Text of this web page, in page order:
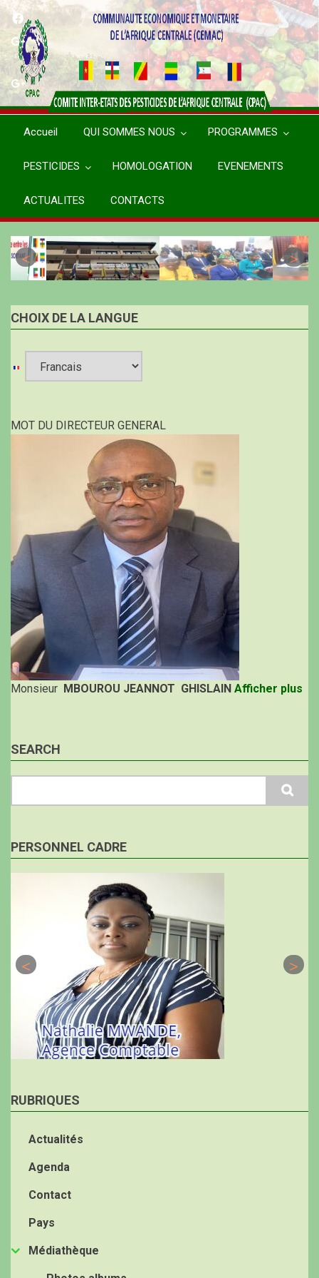
Aller
contenu
principal
Accueil QUI SOMMES NOUS PROGRAMMES
PESTICIDES HOMOLOGATION EVENEMENTS
ACTUALITES CONTACTS
CHOIX DE LA LANGUE
language
MOT DU DIRECTEUR GENERAL
Monsieur MBOUROU JEANNOT GHISLAIN Afficher plus
SEARCH
PERSONNEL CADRE
RUBRIQUES
Actualités
Agenda
Contact
Pays
Médiathèque